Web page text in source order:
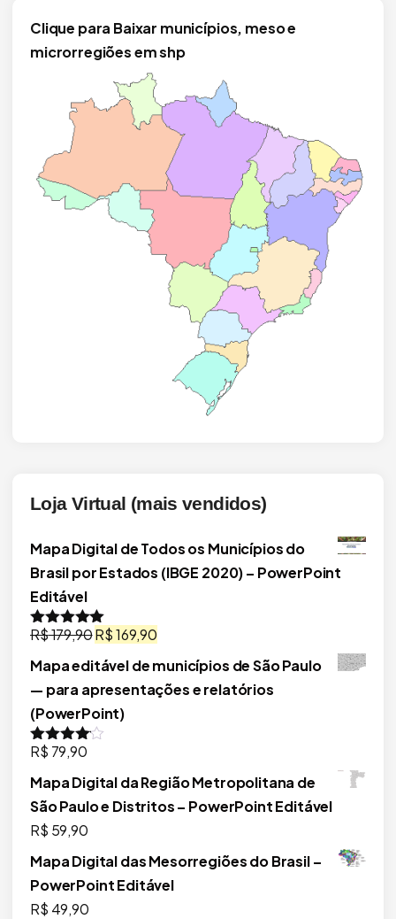
Clique para Baixar municípios, meso e
microrregiões em shp
Loja Virtual (mais vendidos)
Mapa Digital de Todos os Municípios do
Brasil por Estados (IBGE 2020) – PowerPoint
Editável
Avaliação
R$179,90O
preço
era:
R$ 179,90.
R$169,90
preço
atual
Mapa editável de municípios de São Paulo
— para apresentações e relatórios
(PowerPoint)
Avaliação
R$ 79,90
Mapa Digital da Região Metropolitana de
São Paulo e Distritos – PowerPoint Editável
R$ 59,90
Mapa Digital das Mesorregiões do Brasil –
PowerPoint Editável
R$ 49,90